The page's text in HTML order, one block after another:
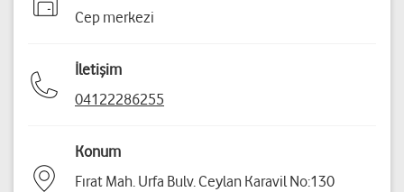
Cep merkezi
İletişim
04122286255
Konum
Fırat Mah. Urfa Bulv. Ceylan Karavil No:130